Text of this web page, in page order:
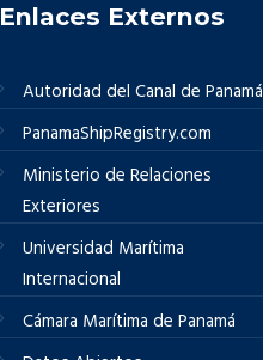
Enlaces Externos
Autoridad del Canal de Panamá
PanamaShipRegistry.com
Ministerio de Relaciones
Exteriores
Universidad Marítima
Internacional
Cámara Marítima de Panamá